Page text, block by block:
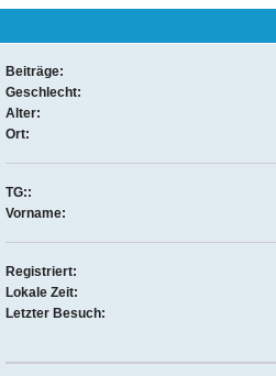
Beiträge:
Geschlecht:
Alter:
Ort:
TG::
Vorname:
Registriert:
Lokale Zeit:
Letzter Besuch: